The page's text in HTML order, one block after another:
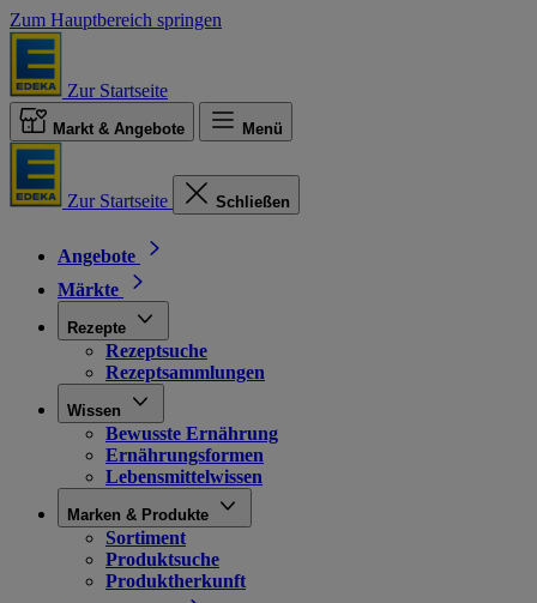
Zum Hauptbereich springen
Zur Startseite
Markt & Angebote Menü
Zur Startseite Schließen
Angebote
Märkte
Rezepte
Rezeptsuche
Rezeptsammlungen
Wissen
Bewusste Ernährung
Ernährungsformen
Lebensmittelwissen
Marken & Produkte
Sortiment
Produktsuche
Produktherkunft